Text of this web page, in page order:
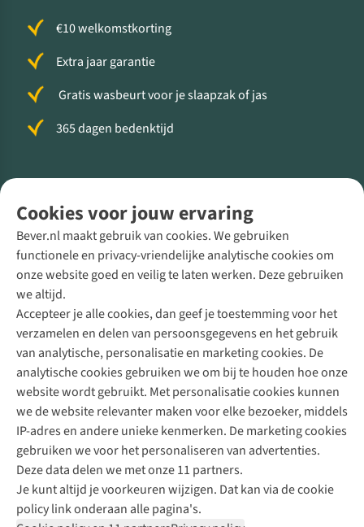
Cookies voor jouw ervaring
Bever.nl maakt gebruik van cookies. We gebruiken
functionele en privacy-vriendelijke analytische cookies om
onze website goed en veilig te laten werken. Deze gebruiken
we altijd.
Accepteer je alle cookies, dan geef je toestemming voor het
verzamelen en delen van persoonsgegevens en het gebruik
van analytische, personalisatie en marketing cookies. De
analytische cookies gebruiken we om bij te houden hoe onze
website wordt gebruikt. Met personalisatie cookies kunnen
we de website relevanter maken voor elke bezoeker, middels
IP-adres en andere unieke kenmerken. De marketing cookies
gebruiken we voor het personaliseren van advertenties.
Deze data delen we met onze 11 partners.
Je kunt altijd je voorkeuren wijzigen. Dat kan via de cookie
policy link onderaan alle pagina's.
€10 welkomstkorting
Extra jaar garantie
Gratis wasbeurt voor je slaapzak of jas
365 dagen bedenktijd
Direct advies van een Buitenexpert
+31 (0)85 888 50 88
+31 6 12 28 49 80
Contactformulier